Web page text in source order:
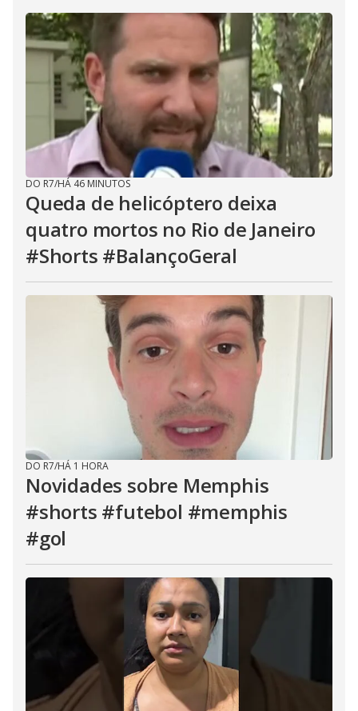
DO R7/HÁ 46 MINUTOS
Queda de helicóptero deixa
quatro mortos no Rio de Janeiro
#Shorts #BalançoGeral
DO R7/HÁ 1 HORA
Novidades sobre Memphis
#shorts #futebol #memphis
#gol